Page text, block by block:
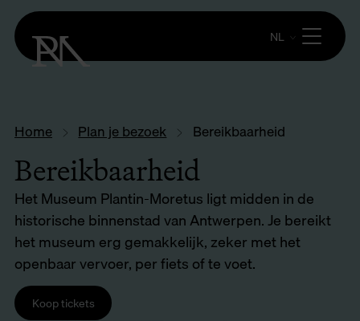
NL
Home Plan je bezoek Bereikbaarheid
Bereikbaarheid
Het Museum Plantin-Moretus ligt midden in de
historische binnenstad van Antwerpen. Je bereikt
het museum erg gemakkelijk, zeker met het
openbaar vervoer, per fiets of te voet.
Koop tickets